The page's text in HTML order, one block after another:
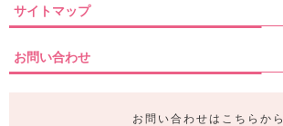
サイトマップ
お問い合わせ
お問い合わせはこちらから